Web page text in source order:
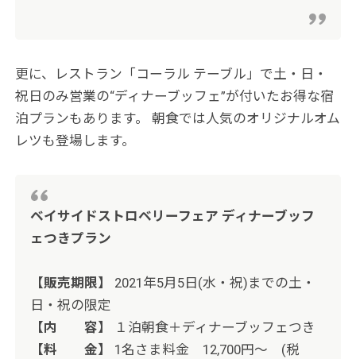
更に、レストラン「コーラル テーブル」で土・日・
祝日のみ営業の“ディナーブッフェ”が付いたお得な宿
泊プランもあります。 朝食では人気のオリジナルオム
レツも登場します。
ベイサイドストロベリーフェア ディナーブッフ
ェつきプラン
【販売期限】
2021年5月5日(水・祝)までの土・
日・祝の限定
【内 容】
１泊朝食＋ディナーブッフェつき
【料 金】
1名さま料金 12,700円～ (税